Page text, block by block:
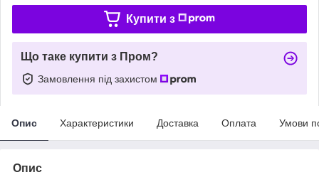
Купити з
Що таке купити з Пром?
Замовлення під захистом
Опис Характеристики Доставка Оплата Умови
Опис